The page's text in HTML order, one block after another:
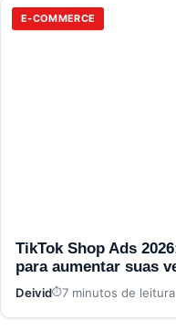
E-COMMERCE
TikTok Shop Ads
para aumentar suas
Deivid 7 minutos de leitura